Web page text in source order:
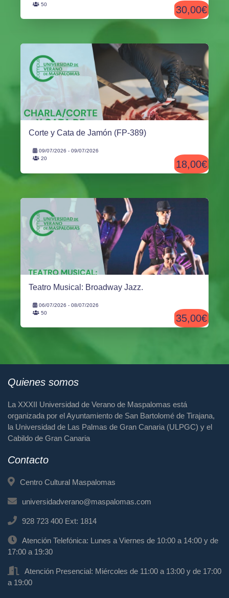
50
30,00€
Corte y Cata de Jamón (FP-389)
09/07/2026 - 09/07/2026
20
18,00€
Teatro Musical: Broadway Jazz.
06/07/2026 - 08/07/2026
50
35,00€
Quienes somos
La XXXII Universidad de Verano de Maspalomas está
organizada por el Ayuntamiento de San Bartolomé de Tirajana,
la Universidad de Las Palmas de Gran Canaria (ULPGC) y el
Cabildo de Gran Canaria
Contacto
Centro Cultural Maspalomas
universidadverano@maspalomas.com
928 723 400 Ext: 1814
Atención Telefónica: Lunes a Viernes de 10:00 a 14:00 y de
17:00 a 19:30
Atención Presencial: Miércoles de 11:00 a 13:00 y de 17:00
a 19:00